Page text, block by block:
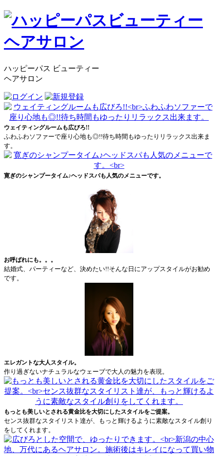
ハッピーパス ビューティー
ヘアサロン
ウェイティングルームも広びろ!!
ふわふわソファーで座り心地も◎!!待ち時間もゆったりリラックス出来ま
す。
寛ぎのシャンプータイム♪ヘッドスパも人気のメニューです。
お呼ばれにも。。。
結婚式、パーティーなど、決めたい!!そんな日にアップスタイルがお勧め
です。
エレガントな大人スタイル。
作り過ぎないナチュラルなウェーブで大人の魅力を表現。
もっとも美しいとされる黄金比を大切にしたスタイルをご提案。
センス抜群なスタイリスト達が、もっと輝けるように素敵なスタイル創り
をしてくれます。